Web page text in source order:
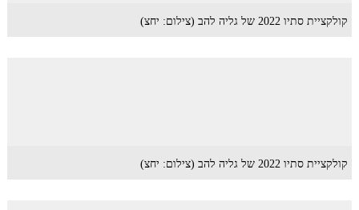
קולקציית סתיו 2022 של גליה להב (צילום: יחצ)
קולקציית סתיו 2022 של גליה להב (צילום: יחצ)